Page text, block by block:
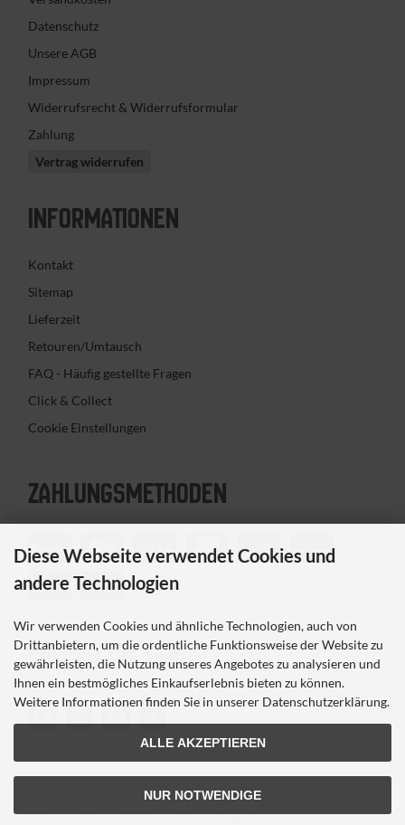
Datenschutz
Unsere AGB
Impressum
Widerrufsrecht & Widerrufsformular
Zahlung
Vertrag widerrufen
INFORMATIONEN
Kontakt
Sitemap
Lieferzeit
Retouren/Umtausch
FAQ - Häufig gestellte Fragen
Click & Collect
Cookie Einstellungen
ZAHLUNGS­METHODEN
FOLGEN SIE UNS
Alle Preise inkl. gesetzl. MwSt. zzgl.Versandkosten. Die durchgestrichenen Preise
Diese Webseite verwendet Cookies und
andere Technologien
Wir verwenden Cookies und ähnliche Technologien, auch von
Drittanbietern, um die ordentliche Funktionsweise der Website zu
gewährleisten, die Nutzung unseres Angebotes zu analysieren und
Ihnen ein bestmögliches Einkaufserlebnis bieten zu können.
Weitere Informationen finden Sie in unserer Datenschutzerklärung.
ALLE AKZEPTIEREN
NUR NOTWENDIGE